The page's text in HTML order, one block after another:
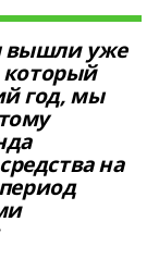
вышли уже
который
год, мы
на